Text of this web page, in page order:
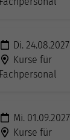
Di.
Kurse für
Fachpersonal
Mi.
Kurse für